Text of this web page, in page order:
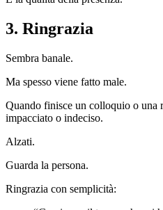
3. Ringrazia
Sembra banale.
Ma spesso viene fatto male.
Quando finisce un colloquio o una
impacciato o indeciso.
Alzati.
Guarda la persona.
Ringrazia con semplicità: